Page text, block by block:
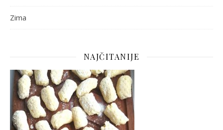
Zima
NAJČITANIJE